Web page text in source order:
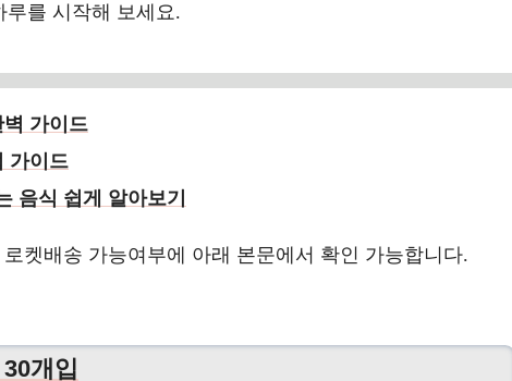
를 시작해 보세요.
가이드
가이드
음식 쉽게 알아보기
켓배송 가능여부에 아래 본문에서 확인 가능합니다.
개입